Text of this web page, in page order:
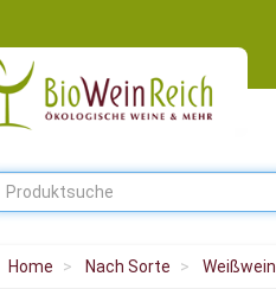
Home Nach Sorte Weißwein